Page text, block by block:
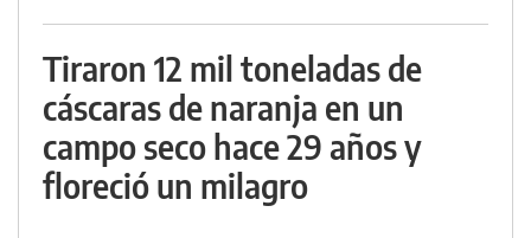
Tiraron 12 mil toneladas de
cáscaras de naranja en un
campo seco hace 29 años y
floreció un milagro